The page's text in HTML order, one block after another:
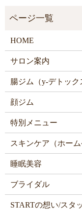
HOME
サロン案内
腸ジム（y-デトック
顔ジム
特別メニュー
スキンケア（ホーム
睡眠美容
ブライダル
STARTの想い/スタ